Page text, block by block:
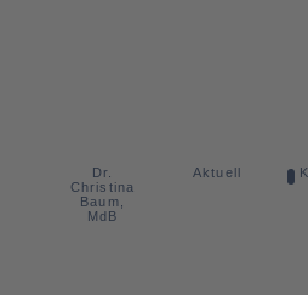
Dr.
Christina
Baum,
MdB
Aktuell